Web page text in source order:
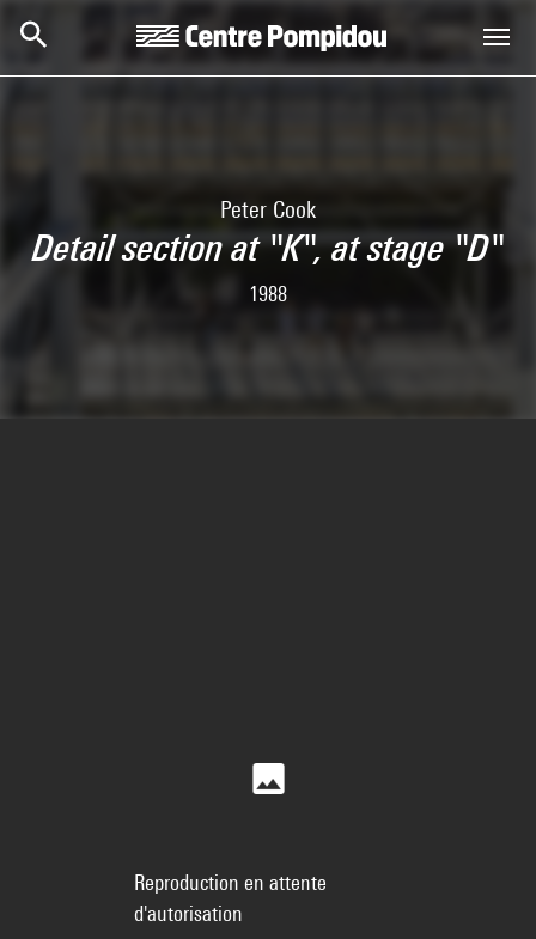
Peter Cook
Detail section at "K", at stage "D"
1988
Reproduction en attente
d'autorisation